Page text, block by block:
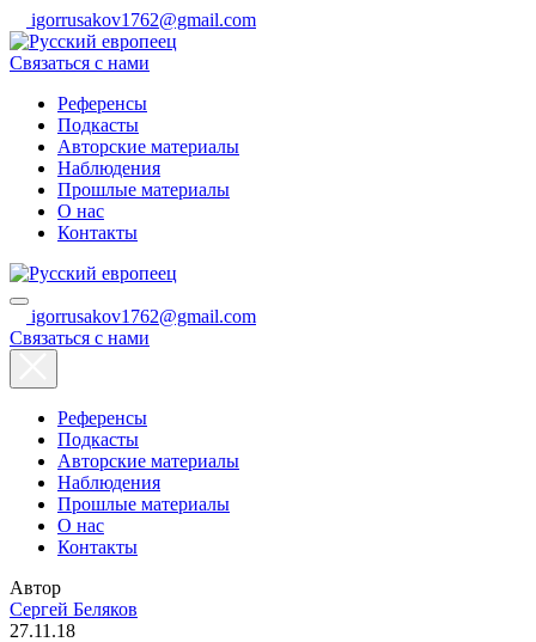
igorrusakov1762@gmail.com
Связаться с нами
Референсы
Подкасты
Авторские материалы
Наблюдения
Прошлые материалы
О нас
Контакты
igorrusakov1762@gmail.com
Связаться с нами
Референсы
Подкасты
Авторские материалы
Наблюдения
Прошлые материалы
О нас
Контакты
Автор
Сергей Беляков
27.11.18